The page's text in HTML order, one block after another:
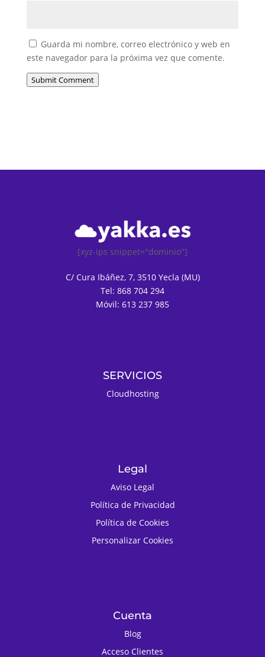
Guarda mi nombre, correo electrónico y web en
este navegador para la próxima vez que comente.
Submit Comment
[xyz-ips snippet="dominio"]
C/ Cura Ibáñez, 7, 3510 Yecla (MU)
Tel: 868 704 294
Móvil: 613 237 985
SERVICIOS
Cloudhosting
Legal
Aviso Legal
Política de Privacidad
Política de Cookies
Personalizar Cookies
Cuenta
Blog
Acceso Clientes